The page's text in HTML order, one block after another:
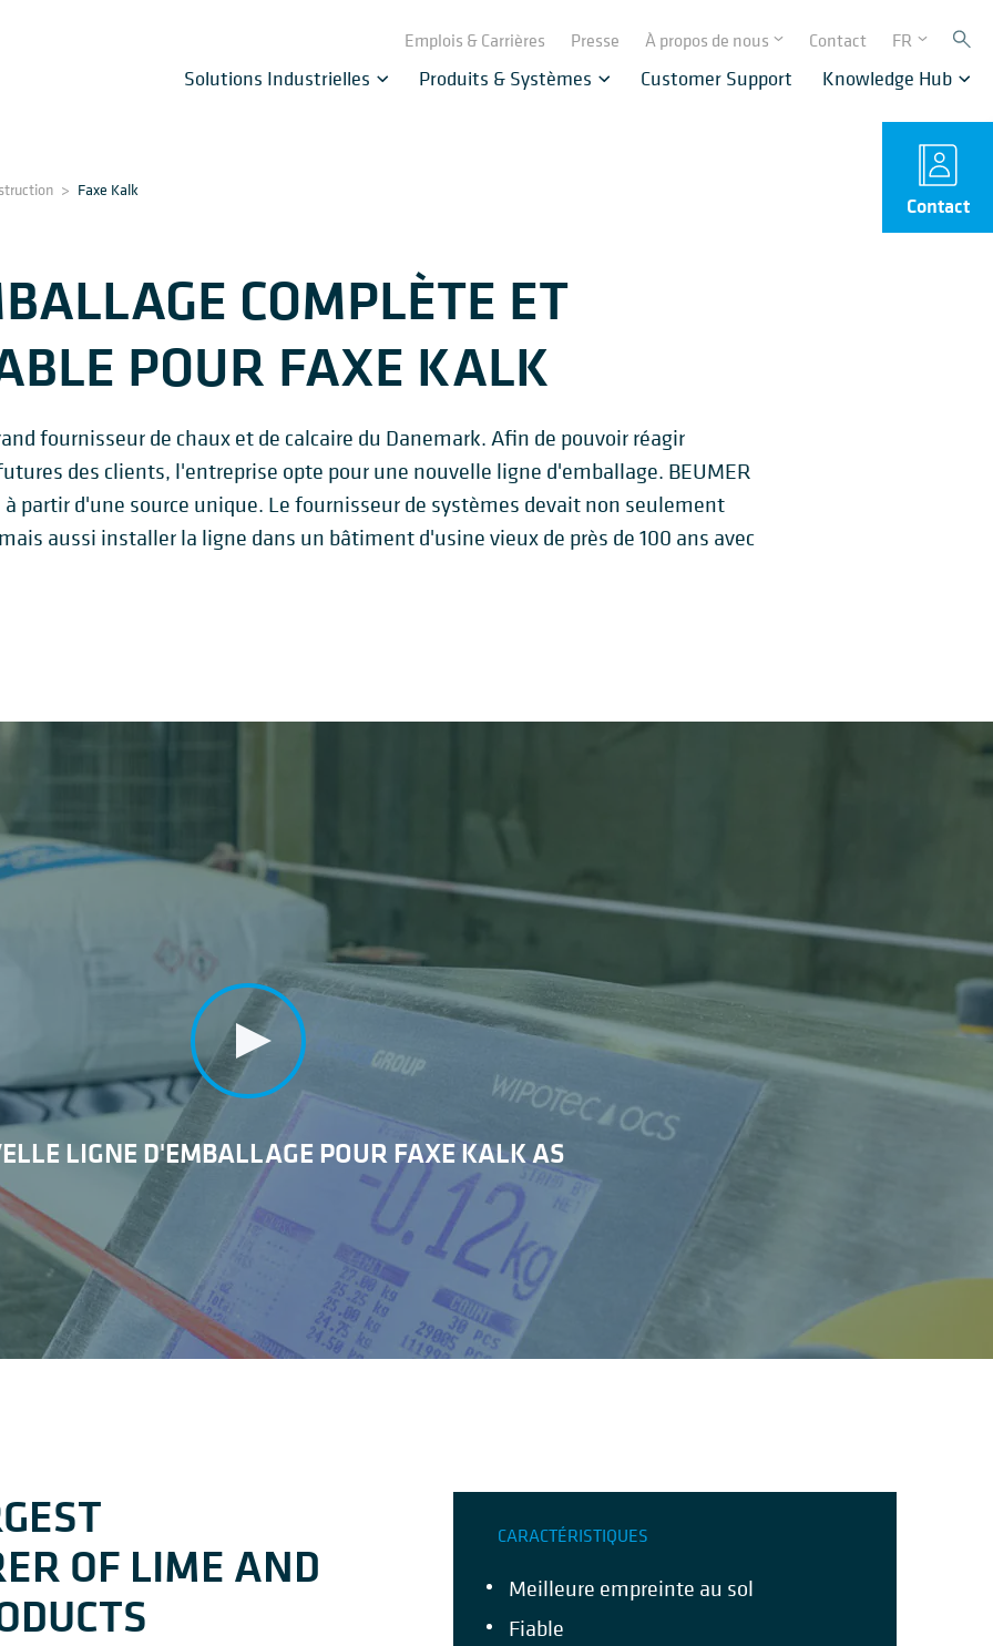
Emplois & Carrières Presse À propos de nous Contact FR
Solutions Industrielles Produits & Systèmes Customer Support Knowledge Hub
Contact
> Faxe Kalk
COMPLÈTE ET
POUR FAXE KALK
fournisseur de chaux et de calcaire du Danemark. Afin de pouvoir réagir
des clients, l'entreprise opte pour une nouvelle ligne d'emballage. BEUMER
partir d'une source unique. Le fournisseur de systèmes devait non seulement
aussi installer la ligne dans un bâtiment d'usine vieux de près de 100 ans avec
LIGNE D'EMBALLAGE POUR FAXE KALK AS
OF LIME AND
CARACTÉRISTIQUES
Meilleure empreinte au sol
Fiable